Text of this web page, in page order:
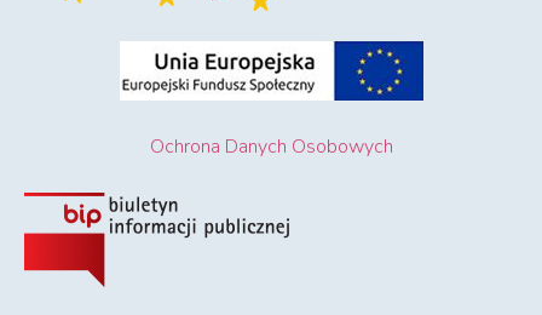
Ochrona Danych Osobowych